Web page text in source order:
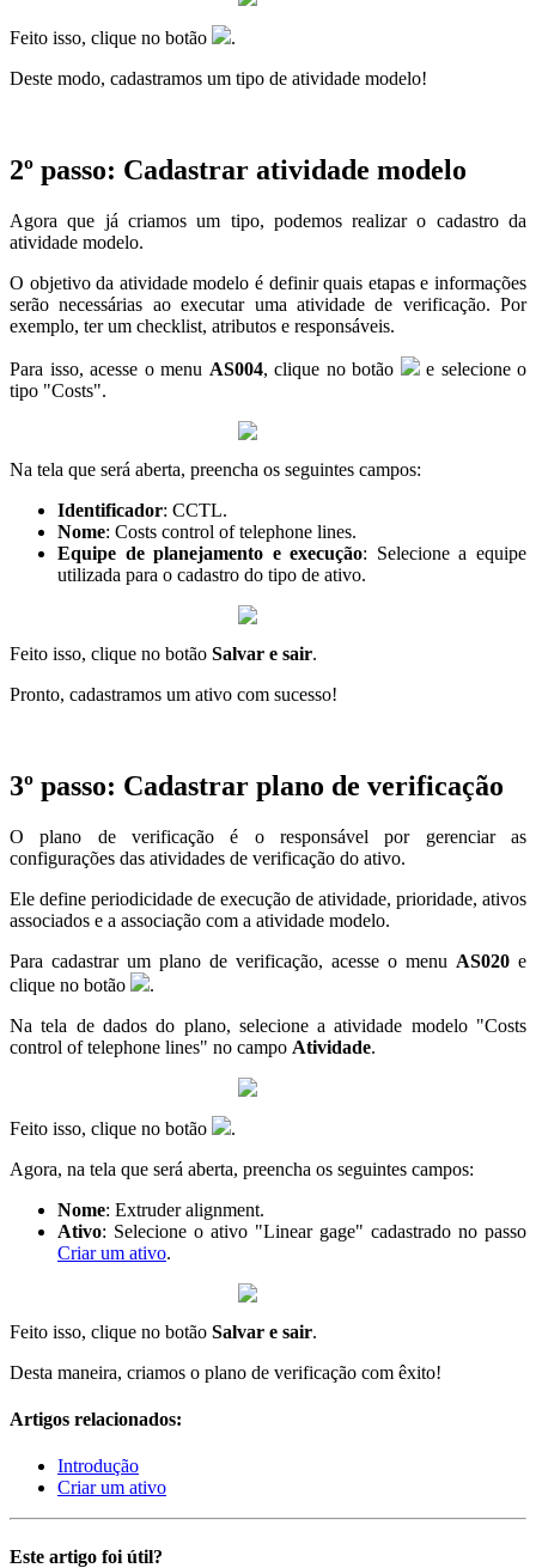
Feito isso, clique no botão
.
Deste modo, cadastramos um tipo de atividade modelo!
2º passo: Cadastrar atividade modelo
Agora que já criamos um tipo, podemos realizar o cadastro da
atividade modelo.
O objetivo da atividade modelo é definir quais etapas e informações
serão necessárias ao executar uma atividade de verificação. Por
exemplo, ter um checklist, atributos e responsáveis.
Para isso, acesse o menu AS004, clique no botão
e selecione o
tipo "Costs".
Na tela que será aberta, preencha os seguintes campos:
Identificador: CCTL.
Nome: Costs control of telephone lines.
Equipe de planejamento e execução: Selecione a equipe
utilizada para o cadastro do tipo de ativo.
Feito isso, clique no botão Salvar e sair.
Pronto, cadastramos um ativo com sucesso!
3º passo: Cadastrar plano de verificação
O plano de verificação é o responsável por gerenciar as
configurações das atividades de verificação do ativo.
Ele define periodicidade de execução de atividade, prioridade, ativos
associados e a associação com a atividade modelo.
Para cadastrar um plano de verificação, acesse o menu AS020 e
clique no botão
.
Na tela de dados do plano, selecione a atividade modelo "Costs
control of telephone lines" no campo Atividade.
Feito isso, clique no botão
.
Agora, na tela que será aberta, preencha os seguintes campos:
Nome: Extruder alignment.
Ativo: Selecione o ativo "Linear gage" cadastrado no passo
Criar um ativo.
Feito isso, clique no botão Salvar e sair.
Desta maneira, criamos o plano de verificação com êxito!
Artigos relacionados:
Introdução
Criar um ativo
Este artigo foi útil?